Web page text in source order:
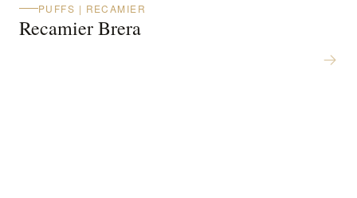
PUFFS | RECAMIER
Recamier Brera